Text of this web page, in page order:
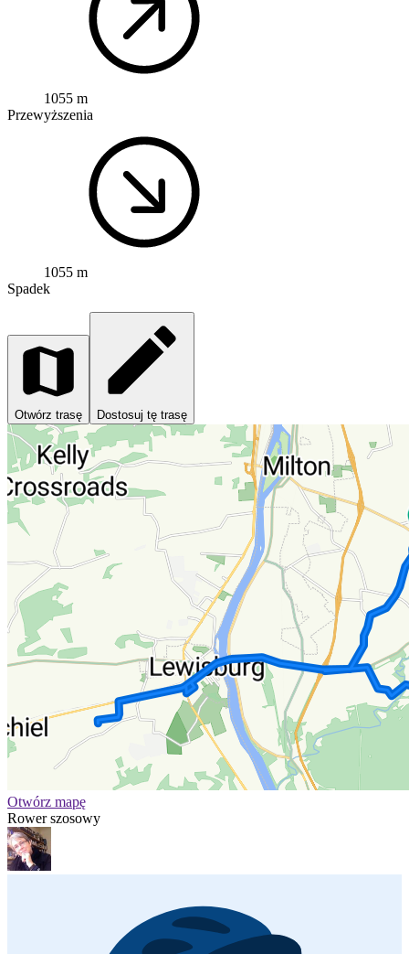
1055 m
Przewyższenia
1055 m
Spadek
Otwórz trasę Dostosuj tę trasę
Otwórz mapę
Rower szosowy